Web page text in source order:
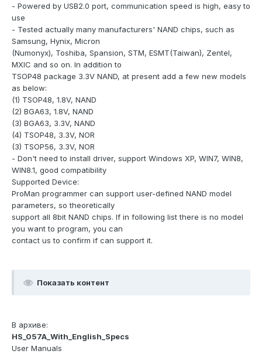
- Powered by USB2.0 port, communication speed is high, easy to
use
- Tested actually many manufacturers' NAND chips, such as
Samsung, Hynix, Micron
(Numonyx), Toshiba, Spansion, STM, ESMT(Taiwan), Zentel,
MXIC and so on. In addition to
TSOP48 package 3.3V NAND, at present add a few new models
as below:
(1) TSOP48, 1.8V, NAND
(2) BGA63, 1.8V, NAND
(3) BGA63, 3.3V, NAND
(4) TSOP48, 3.3V, NOR
(3) TSOP56, 3.3V, NOR
- Don't need to install driver, support Windows XP, WIN7, WIN8,
WIN8.1, good compatibility
Supported Device:
ProMan programmer can support user-defined NAND model
parameters, so theoretically
support all 8bit NAND chips. If in following list there is no model
you want to program, you can
contact us to confirm if can support it.
Показать контент
В архиве:
HS_057A_With_English_Specs
User Manuals